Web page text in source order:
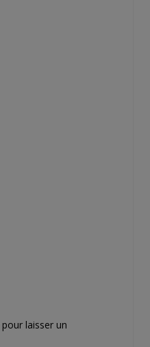
pour laisser un